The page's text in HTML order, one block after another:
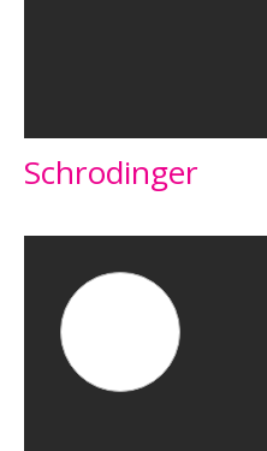
Schrodinger